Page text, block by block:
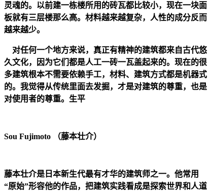
灵魂的。以前建一栋楼所用的砖瓦都比较小，现在一块面
板就有三层楼那么高。材料越来越复杂，人性的成分反而
越来越少。
对任何一个地方来说，真正有精神的建筑都来自古代悠
久文化，因为它们都是人工一砖一瓦盖起来的。现在的很
多建筑根本不需要依赖手工，材料、建筑方式都是机器式
的。我觉得从传统里面去发掘，才是对建筑的尊重，也是
对使用者的尊重。生平
Sou Fujimoto （藤本壮介）
藤本壮介是日本新生代最有才华的建筑师之一。他常用
“原始”形容他的作品，把建筑实践看成是探索世界和人道